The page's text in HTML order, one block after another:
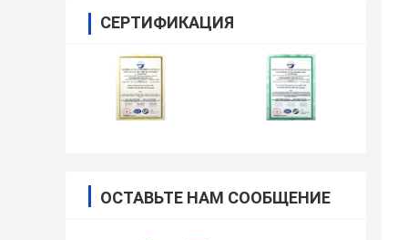
СЕРТИФИКАЦИЯ
ОСТАВЬТЕ НАМ СООБЩЕНИЕ